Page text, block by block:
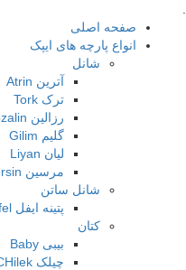
صفحه اصلی
انواع پارچه های ایپک
شانل
آترین Atrin
ترک Tork
رزالین Rozalin
گلیم Gilim
لیان Liyan
مرسین Mersin
شانل ساتن
پتینه ایفل patine eyfel
کتان
بیبی Baby
چیلک CHilek